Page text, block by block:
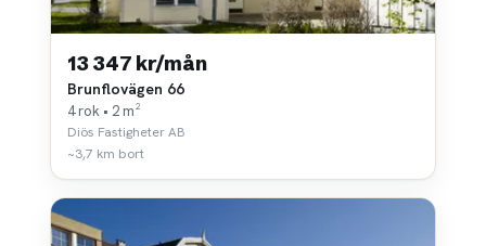
13 347 kr/mån
Brunflovägen 66
4 rok • 2 m²
Diös Fastigheter AB
~3,7 km bort